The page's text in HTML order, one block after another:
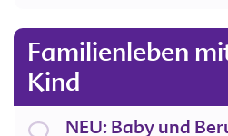
Familienleben
Kind
NEU: Baby und